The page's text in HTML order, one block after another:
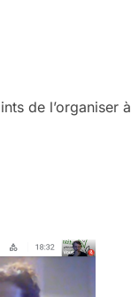
de l’organiser à